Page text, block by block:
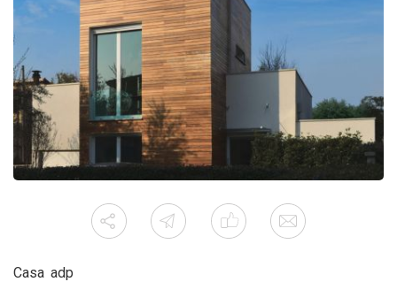
Casa adp